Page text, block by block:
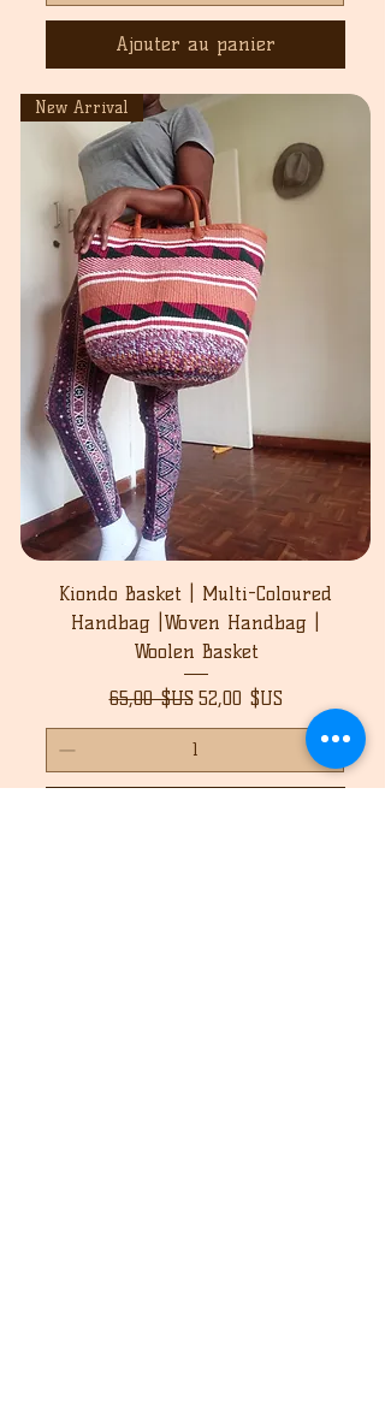
Ajouter au panier
New Arrival
Kiondo Basket | Multi-Coloured
Handbag |Woven Handbag |
Woolen Basket
Prix original
65,00 $US Prix promotionnel
52,00 $US